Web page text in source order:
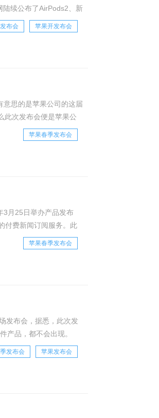
陆续公布了AirPods2、新
布会 苹果开发布会
思的是苹果公司的这届
此次发布会便是苹果公
苹果春季发布会
3月25日举办产品发布
付费新闻订阅服务。此
苹果春季发布会
发布会，据悉，此次发
产品，都不会出现。
发布会 苹果发布会